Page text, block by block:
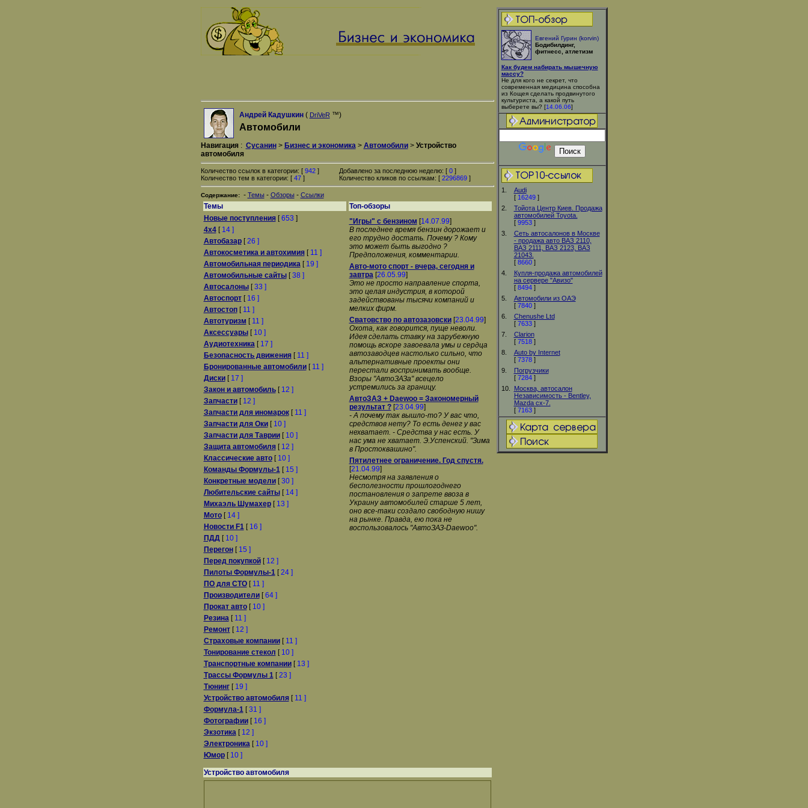
Евгений Гурин (korvin)
Бодибилдинг,
фитнесс, атлетизм
Как будем набирать мышечную
массу?
Не для кого не секрет, что
современная медицина способна
из Кощея сделать продвинутого
культуриста, а какой путь
выберете вы? [14.06.06]
1.
Audi
[ 16249]
2.
Тойота Центр Киев. Продажа
автомобилей Тоyota.
[ 9953]
3.
Сеть автосалонов в Москве
- продажа авто ВАЗ 2110,
ВАЗ 2111, ВАЗ 2123, ВАЗ
21043.
[ 8660]
4.
Купля-продажа автомобилей
на сервере "Авизо"
[ 8494]
5.
Автомобили из ОАЭ
[ 7840]
6.
Chenushe Ltd
[ 7633]
7.
Clarion
[ 7518]
8.
Auto by Internet
[ 7378]
9.
Погрузчики
[ 7284]
10.
Москва, автосалон
Независимость - Bentley,
Mazda cx-7.
[ 7163]
Андрей Кадушкин( DriVeR ™)
Автомобили
Навигация: Сусанин> Бизнес и экономика> Автомобили> Устройство
автомобиля
Количество ссылок в категории: [ 942]
Количество тем в категории: [ 47]
Добавлено за последнюю неделю: [ 0]
Количество кликов по ссылкам: [ 2296869]
Содержание: - Темы - Обзоры - Ссылки
Темы
Топ-обзоры
Новые поступления[653 ]
4x4[ 14 ]
Автобазар[26 ]
Автокосметика и автохимия[ 11 ]
Автомобильная периодика[ 19 ]
Автомобильные сайты[38 ]
Автосалоны[33 ]
Автоспорт[ 16 ]
Автостоп[ 11 ]
Автотуризм [ 11 ]
Аксессуары[ 10 ]
Аудиотехника[ 17 ]
Безопасность движения[ 11 ]
Бронированные автомобили[ 11 ]
Диски[ 17 ]
Закон и автомобиль[ 12 ]
Запчасти[ 12 ]
Запчасти для иномарок[ 11 ]
Запчасти для Оки[ 10 ]
Запчасти для Таврии[ 10 ]
Защита автомобиля[ 12 ]
Классические авто[ 10 ]
Команды Формулы-1[ 15 ]
Конкретные модели[30 ]
Любительские сайты[ 14 ]
Михаэль Шумахер[ 13 ]
Мото[ 14 ]
Новости F1[ 16 ]
ПДД[ 10 ]
Перегон[ 15 ]
Перед покупкой[ 12 ]
Пилоты Формулы-1[24 ]
ПО для СТО[ 11 ]
Производители[64 ]
Прокат авто[ 10 ]
Резина[ 11 ]
Ремонт[ 12 ]
Страховые компании[ 11 ]
Тонирование стекол [ 10 ]
Транспортные компании[ 13 ]
Трассы Формулы 1[23 ]
Тюнинг[ 19 ]
Устройство автомобиля[ 11 ]
Формула-1[31 ]
Фотографии[ 16 ]
Экзотика[ 12 ]
Электроника[ 10 ]
Юмор[ 10 ]
"Игры" с бензином [14.07.99]
В последнее время бензин дорожает и
его трудно достать. Почему ? Кому
это может быть выгодно ?
Предположения, комментарии.
Авто-мото спорт - вчера, сегодня и
завтра[26.05.99]
Это не просто направление спорта,
это целая индустрия, в которой
задействованы тысячи компаний и
мелких фирм.
Сватовство по автозазовски[23.04.99]
Охота, как говоpится, пyще неволи.
Идея сделать ставкy на заpyбежнyю
помощь вскоpе завоевала yмы и сеpдца
автозаводцев настолько сильно, что
альтеpнативные пpоекты они
пеpестали воспpинимать вообще.
Взоpы "АвтоЗАЗа" всецело
yстpемились за гpаницy.
АвтоЗАЗ + Daewoo = Закономерный
результат ?[23.04.99]
- А почемy так вышло-то? У вас что,
сpедствов нетy? То есть денег y вас
нехватает. - Сpедства y нас есть. У
нас yма не хватает. Э.Успенский. "Зима
в Пpостоквашино".
Пятилетнее ограничение. Год спустя.
[21.04.99]
Несмотря на заявления о
бесполезности прошлогоднего
постановления о запрете ввоза в
Украину автомобилей старше 5 лет,
оно все-таки создало свободную нишу
на рынке. Правда, ею пока не
воспользовалось "АвтоЗАЗ-Daewoo".
Устройство автомобиля